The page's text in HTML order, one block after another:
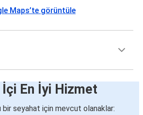
Maps’te görüntüle
En İyi Hizmet
bir seyahat için mevcut olanaklar: